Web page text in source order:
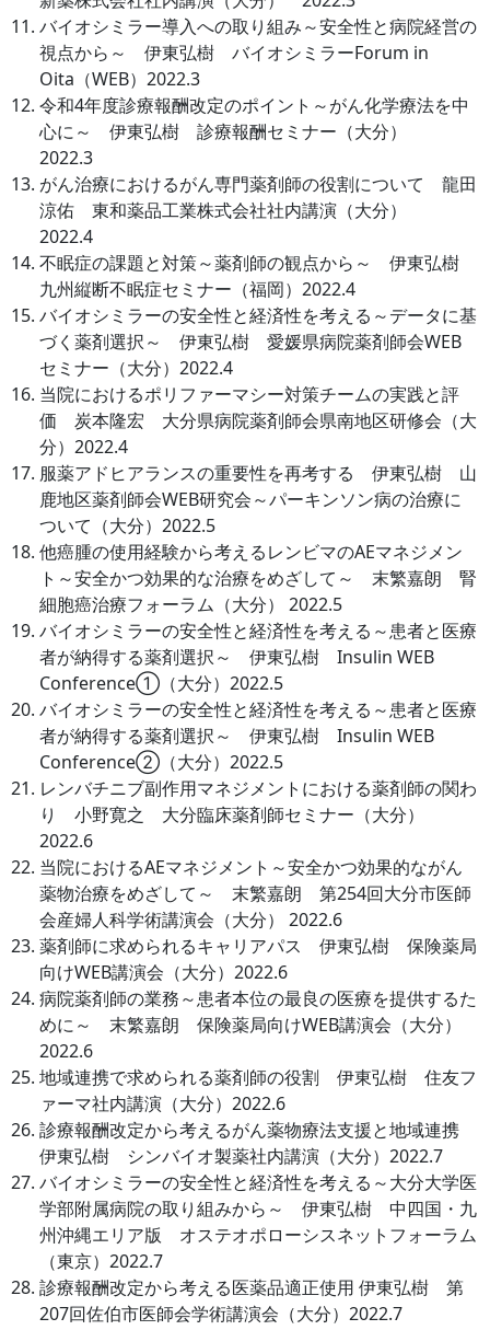
バイオシミラー導入への取り組み～安全性と病院経営の
視点から～ 伊東弘樹 バイオシミラーForum in
Oita（WEB）2022.3
令和4年度診療報酬改定のポイント～がん化学療法を中
心に～ 伊東弘樹 診療報酬セミナー（大分）
2022.3
がん治療におけるがん専門薬剤師の役割について 龍田
涼佑 東和薬品工業株式会社社内講演（大分）
2022.4
不眠症の課題と対策～薬剤師の観点から～ 伊東弘樹
九州縦断不眠症セミナー（福岡）2022.4
バイオシミラーの安全性と経済性を考える～データに基
づく薬剤選択～ 伊東弘樹 愛媛県病院薬剤師会WEB
セミナー（大分）2022.4
当院におけるポリファーマシー対策チームの実践と評
価 炭本隆宏 大分県病院薬剤師会県南地区研修会（大
分）2022.4
服薬アドヒアランスの重要性を再考する 伊東弘樹 山
鹿地区薬剤師会WEB研究会～パーキンソン病の治療に
ついて（大分）2022.5
他癌腫の使用経験から考えるレンビマのAEマネジメン
ト～安全かつ効果的な治療をめざして～ 末繁嘉朗 腎
細胞癌治療フォーラム（大分） 2022.5
バイオシミラーの安全性と経済性を考える～患者と医療
者が納得する薬剤選択～ 伊東弘樹 Insulin WEB
Conference①（大分）2022.5
バイオシミラーの安全性と経済性を考える～患者と医療
者が納得する薬剤選択～ 伊東弘樹 Insulin WEB
Conference②（大分）2022.5
レンバチニブ副作用マネジメントにおける薬剤師の関わ
り 小野寛之 大分臨床薬剤師セミナー（大分）
2022.6
当院におけるAEマネジメント～安全かつ効果的ながん
薬物治療をめざして～ 末繁嘉朗 第254回大分市医師
会産婦人科学術講演会（大分） 2022.6
薬剤師に求められるキャリアパス 伊東弘樹 保険薬局
向けWEB講演会（大分）2022.6
病院薬剤師の業務～患者本位の最良の医療を提供するた
めに～ 末繁嘉朗 保険薬局向けWEB講演会（大分）
2022.6
地域連携で求められる薬剤師の役割 伊東弘樹 住友フ
ァーマ社内講演（大分）2022.6
診療報酬改定から考えるがん薬物療法支援と地域連携
伊東弘樹 シンバイオ製薬社内講演（大分）2022.7
バイオシミラーの安全性と経済性を考える～大分大学医
学部附属病院の取り組みから～ 伊東弘樹 中四国・九
州沖縄エリア版 オステオポローシスネットフォーラム
（東京）2022.7
診療報酬改定から考える医薬品適正使用 伊東弘樹 第
207回佐伯市医師会学術講演会（大分）2022.7